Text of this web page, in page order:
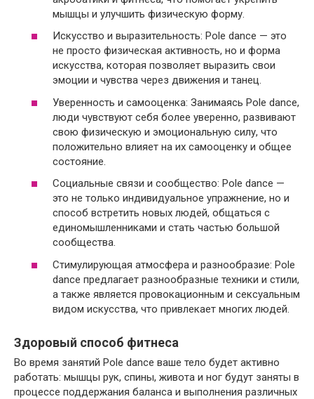
мышцы и улучшить физическую форму.
Искусство и выразительность: Pole dance — это
не просто физическая активность, но и форма
искусства, которая позволяет выразить свои
эмоции и чувства через движения и танец.
Уверенность и самооценка: Занимаясь Pole dance,
люди чувствуют себя более уверенно, развивают
свою физическую и эмоциональную силу, что
положительно влияет на их самооценку и общее
состояние.
Социальные связи и сообщество: Pole dance —
это не только индивидуальное упражнение, но и
способ встретить новых людей, общаться с
единомышленниками и стать частью большой
сообщества.
Стимулирующая атмосфера и разнообразие: Pole
dance предлагает разнообразные техники и стили,
а также является провокационным и сексуальным
видом искусства, что привлекает многих людей.
Здоровый способ фитнеса
Во время занятий Pole dance ваше тело будет активно
работать: мышцы рук, спины, живота и ног будут заняты в
процессе поддержания баланса и выполнения различных